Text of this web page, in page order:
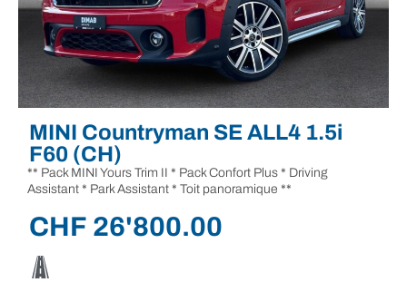
MINI Countryman SE ALL4 1.5i
F60 (CH)
** Pack MINI Yours Trim II * Pack Confort Plus * Driving
Assistant * Park Assistant * Toit panoramique **
CHF 26'800.00